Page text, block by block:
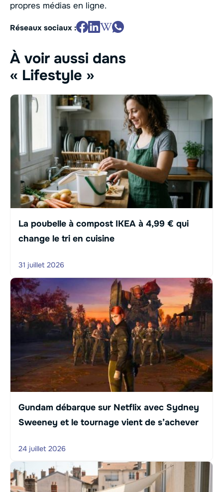
propres médias en ligne.
Réseaux sociaux :
À voir aussi dans
« Lifestyle »
La poubelle à compost IKEA à 4,99 € qui
change le tri en cuisine
31 juillet 2026
Gundam débarque sur Netflix avec Sydney
Sweeney et le tournage vient de s’achever
24 juillet 2026